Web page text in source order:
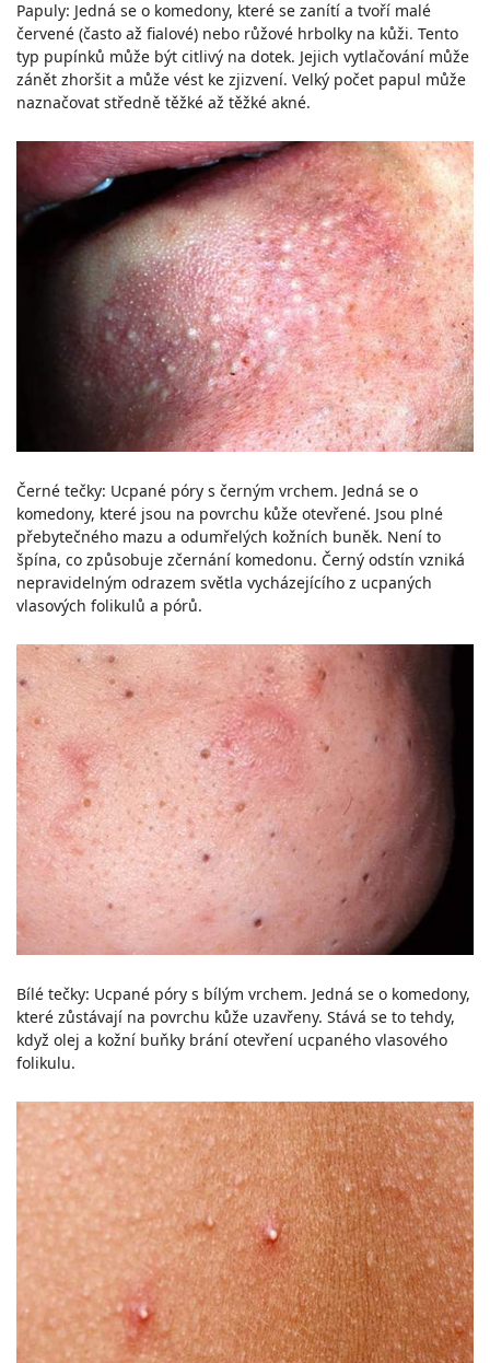
Papuly: Jedná se o komedony, které se zanítí a tvoří malé
červené (často až fialové) nebo růžové hrbolky na kůži. Tento
typ pupínků může být citlivý na dotek. Jejich vytlačování může
zánět zhoršit a může vést ke zjizvení. Velký počet papul může
naznačovat středně těžké až těžké akné.
Černé tečky: Ucpané póry s černým vrchem. Jedná se o
komedony, které jsou na povrchu kůže otevřené. Jsou plné
přebytečného mazu a odumřelých kožních buněk. Není to
špína, co způsobuje zčernání komedonu. Černý odstín vzniká
nepravidelným odrazem světla vycházejícího z ucpaných
vlasových folikulů a pórů.
Bílé tečky: Ucpané póry s bílým vrchem. Jedná se o komedony,
které zůstávají na povrchu kůže uzavřeny. Stává se to tehdy,
když olej a kožní buňky brání otevření ucpaného vlasového
folikulu.